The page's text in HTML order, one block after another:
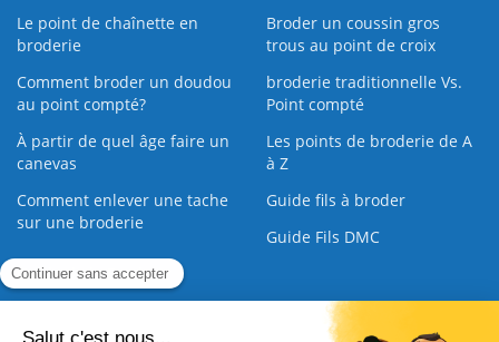
Le point de chaînette en
broderie
Broder un coussin gros
trous au point de croix
Comment broder un doudou
au point compté?
broderie traditionnelle Vs.
Point compté
À partir de quel âge faire un
canevas
Les points de broderie de A
à Z
Comment enlever une tache
sur une broderie
Guide fils à broder
Guide Fils DMC
Guide de la Broderie